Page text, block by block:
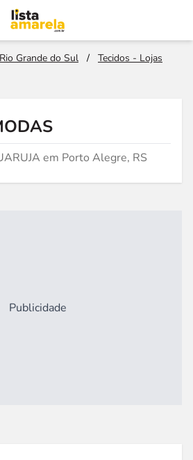
Grande do Sul /
Tecidos - Lojas
em Porto Alegre, RS
Publicidade